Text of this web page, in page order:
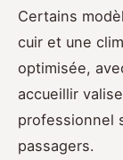
Certains
cuir et une
optimisée,
accueillir
professionnel
passagers.